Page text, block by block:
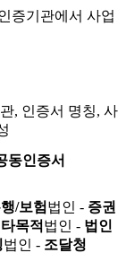
증기관에서 사업
, 인증서 명칭, 사
동인증서
/보험 법인 - 증권
목적 법인 - 법인
법인 - 조달청